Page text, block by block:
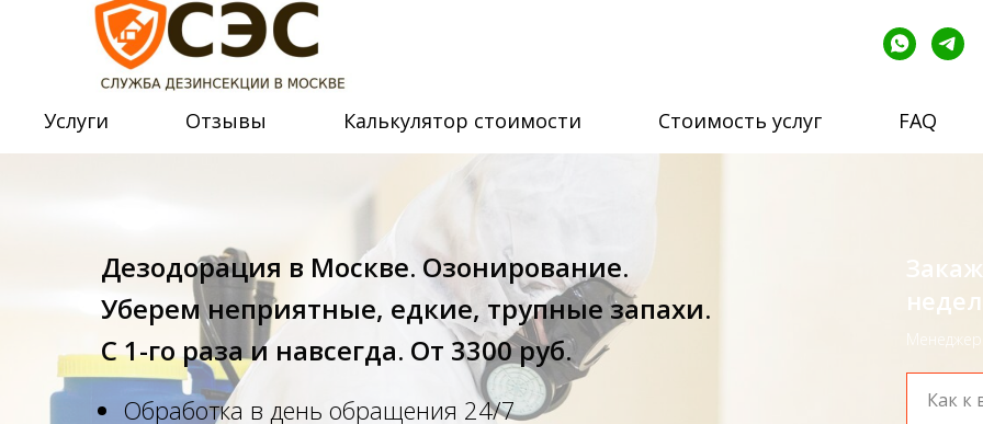
Услуги Отзывы Калькулятор стоимости Стоимость услуг FAQ
Дезодорация в Москве. Озонирование.
Уберем неприятные, едкие, трупные запахи.
С 1-го раза и навсегда. От 3300 руб.
Обработка в день обращения 24/7